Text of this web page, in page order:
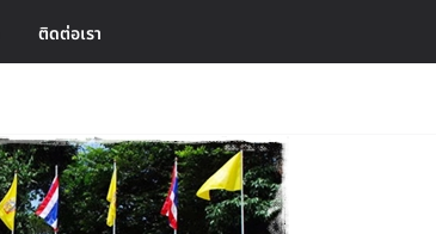
ติดต่อเรา